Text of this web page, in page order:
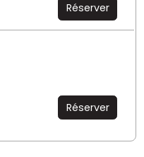
Réserver
Réserver